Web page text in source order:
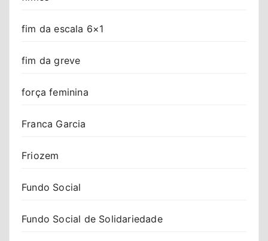
fim da escala 6×1
fim da greve
força feminina
Franca Garcia
Friozem
Fundo Social
Fundo Social de Solidariedade